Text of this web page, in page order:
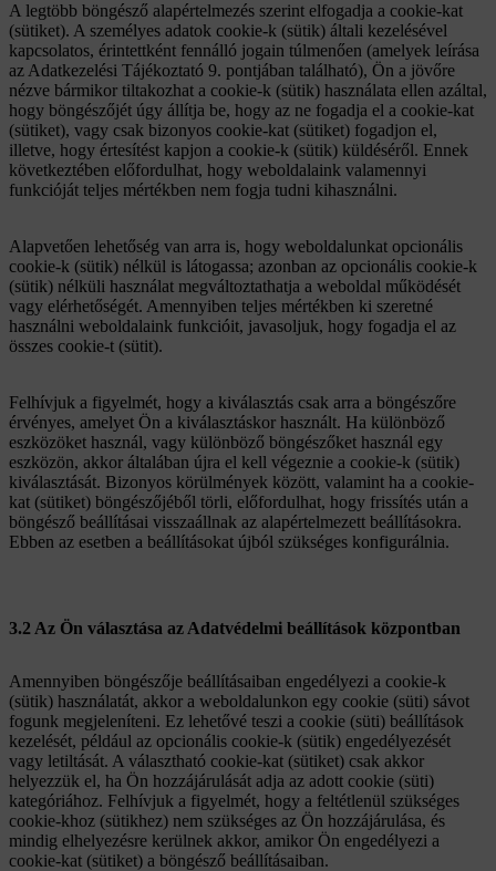
A legtöbb böngésző alapértelmezés szerint elfogadja a cookie-kat
(sütiket). A személyes adatok cookie-k (sütik) általi kezelésével
kapcsolatos, érintettként fennálló jogain túlmenően (amelyek leírása
az Adatkezelési Tájékoztató 9. pontjában található), Ön a jövőre
nézve bármikor tiltakozhat a cookie-k (sütik) használata ellen azáltal,
hogy böngészőjét úgy állítja be, hogy az ne fogadja el a cookie-kat
(sütiket), vagy csak bizonyos cookie-kat (sütiket) fogadjon el,
illetve, hogy értesítést kapjon a cookie-k (sütik) küldéséről. Ennek
következtében előfordulhat, hogy weboldalaink valamennyi
funkcióját teljes mértékben nem fogja tudni kihasználni.
Alapvetően lehetőség van arra is, hogy weboldalunkat opcionális
cookie-k (sütik) nélkül is látogassa; azonban az opcionális cookie-k
(sütik) nélküli használat megváltoztathatja a weboldal működését
vagy elérhetőségét. Amennyiben teljes mértékben ki szeretné
használni weboldalaink funkcióit, javasoljuk, hogy fogadja el az
összes cookie-t (sütit).
Felhívjuk a figyelmét, hogy a kiválasztás csak arra a böngészőre
érvényes, amelyet Ön a kiválasztáskor használt. Ha különböző
eszközöket használ, vagy különböző böngészőket használ egy
eszközön, akkor általában újra el kell végeznie a cookie-k (sütik)
kiválasztását. Bizonyos körülmények között, valamint ha a cookie-
kat (sütiket) böngészőjéből törli, előfordulhat, hogy frissítés után a
böngésző beállításai visszaállnak az alapértelmezett beállításokra.
Ebben az esetben a beállításokat újból szükséges konfigurálnia.
3.2 Az Ön választása az Adatvédelmi beállítások központban
Amennyiben böngészője beállításaiban engedélyezi a cookie-k
(sütik) használatát, akkor a weboldalunkon egy cookie (süti) sávot
fogunk megjeleníteni. Ez lehetővé teszi a cookie (süti) beállítások
kezelését, például az opcionális cookie-k (sütik) engedélyezését
vagy letiltását. A választható cookie-kat (sütiket) csak akkor
helyezzük el, ha Ön hozzájárulását adja az adott cookie (süti)
kategóriához. Felhívjuk a figyelmét, hogy a feltétlenül szükséges
cookie-khoz (sütikhez) nem szükséges az Ön hozzájárulása, és
mindig elhelyezésre kerülnek akkor, amikor Ön engedélyezi a
cookie-kat (sütiket) a böngésző beállításaiban.